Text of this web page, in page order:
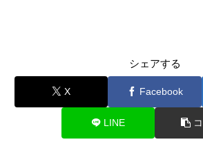
シェアする
X Facebook
LINE